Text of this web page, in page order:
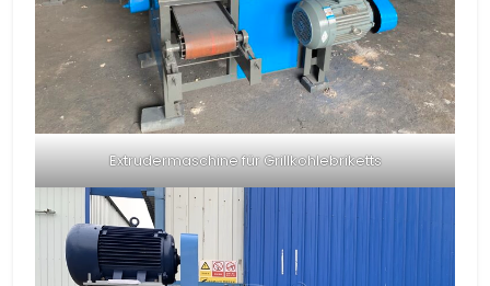
Extrudermaschine für Grillkohlebriketts